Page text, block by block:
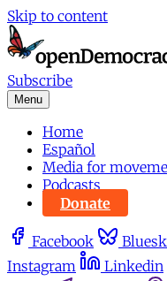
Skip to content
Subscribe
Menu
Home
Español
Media for
Podcasts
Donate
Facebook
Instagram
Linkedin